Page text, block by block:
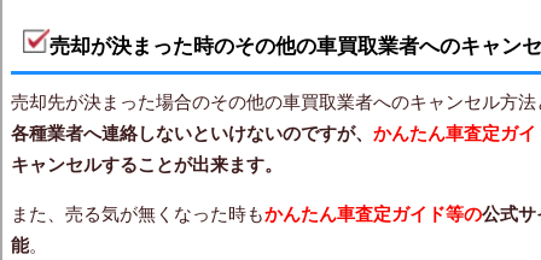
売却が決まった時のその他の車買取業者へのキャン
売却先が決まった場合のその他の車買取業者へのキャンセル方法
各種業者へ連絡しないといけないのですが、 かんたん車査定ガイ
キャンセルすることが出来ます。
また、売る気が無くなった時もかんたん車査定ガイド等の公式サ
能。